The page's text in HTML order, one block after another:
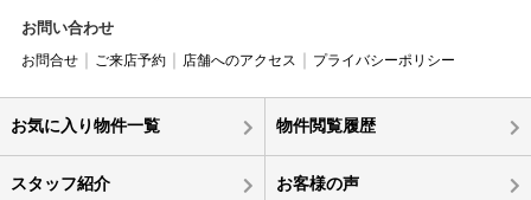
お問い合わせ
お問合せ ご来店予約 店舗へのアクセス プライバシーポリシー
お気に入り物件一覧 物件閲覧履歴
スタッフ紹介 お客様の声